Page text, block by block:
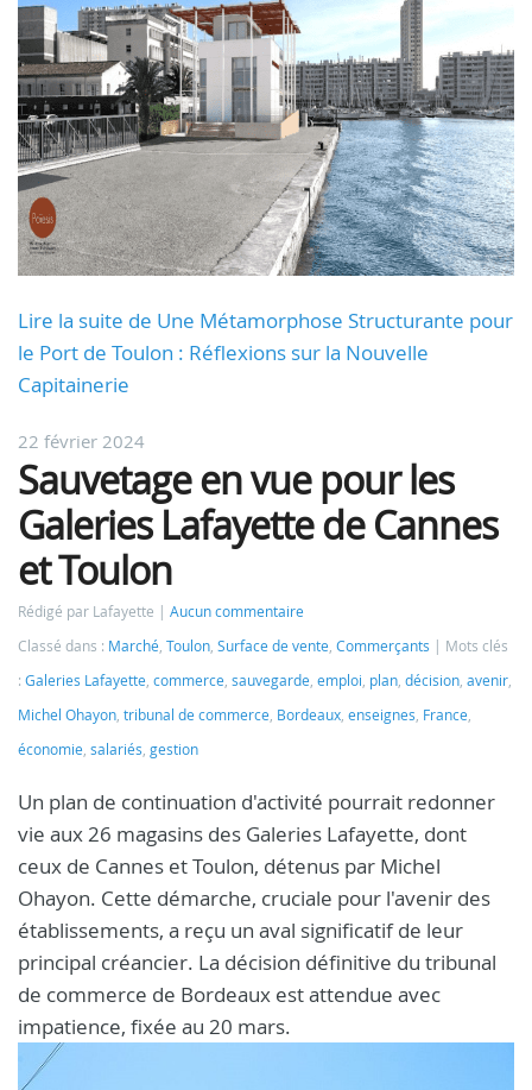
Lire la suite de Une Métamorphose Structurante pour
le Port de Toulon : Réflexions sur la Nouvelle
Capitainerie
22 février 2024
Sauvetage en vue pour les
Galeries Lafayette de Cannes
et Toulon
Rédigé par Lafayette
Aucun commentaire
Classé dans : Marché, Toulon, Surface de vente, Commerçants
Mots clés
: Galeries Lafayette, commerce, sauvegarde, emploi, plan, décision, avenir,
Michel Ohayon, tribunal de commerce, Bordeaux, enseignes, France,
économie, salariés, gestion
Un plan de continuation d'activité pourrait redonner
vie aux 26 magasins des Galeries Lafayette, dont
ceux de Cannes et Toulon, détenus par Michel
Ohayon. Cette démarche, cruciale pour l'avenir des
établissements, a reçu un aval significatif de leur
principal créancier. La décision définitive du tribunal
de commerce de Bordeaux est attendue avec
impatience, fixée au 20 mars.